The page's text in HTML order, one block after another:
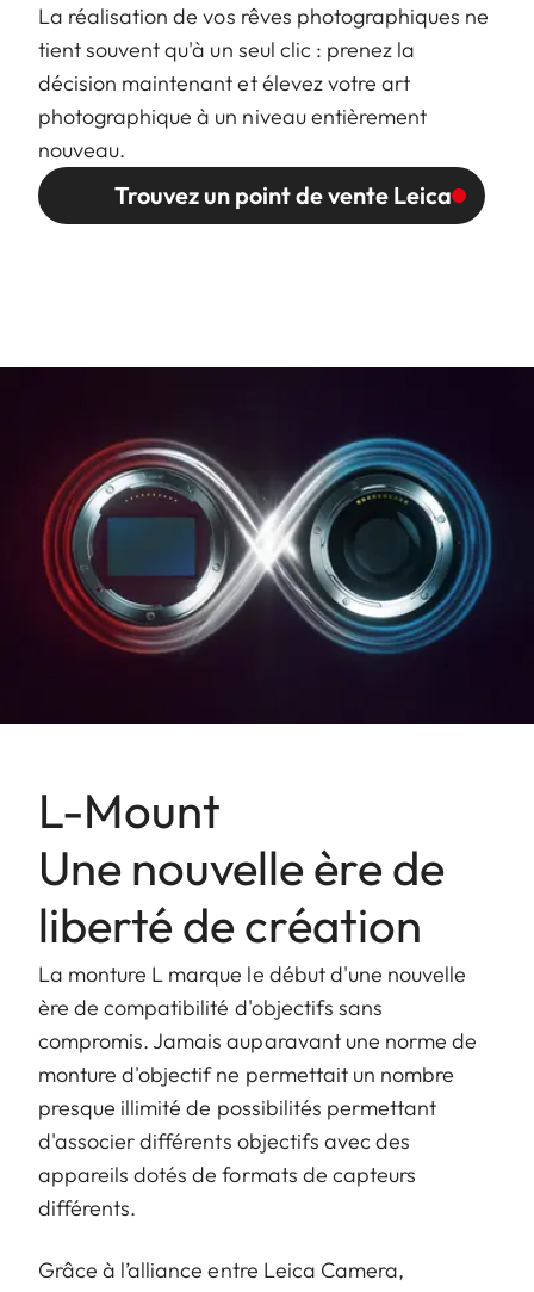
Finition
Anodisé Noir/Argent
Dimensions
et Poids
(sans/avec
parasoleil)
Longueur à la baïonnette :
approx. 77/123 mm
Diamètre le plus large : approx.
70/81 mm
Poids : approx. 428/498 g
La réalisation de vos rêves photographiques ne
tient souvent qu'à un seul clic : prenez la
décision maintenant et élevez votre art
photographique à un niveau entièrement
nouveau.
Trouvez un point de vente Leica
L-Mount
Une nouvelle ère de
liberté de création
La monture L marque le début d'une nouvelle
ère de compatibilité d'objectifs sans
compromis. Jamais auparavant une norme de
monture d'objectif ne permettait un nombre
presque illimité de possibilités permettant
d'associer différents objectifs avec des
appareils dotés de formats de capteurs
différents.
Grâce à l’alliance entre Leica Camera,